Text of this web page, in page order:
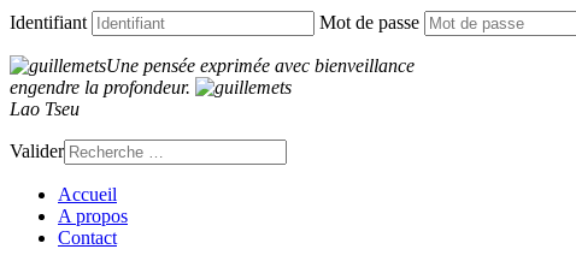
Identifiant Mot de passe
Une pensée exprimée avec bienveillance
engendre la profondeur.
Lao Tseu
Valider
Accueil
A propos
Contact